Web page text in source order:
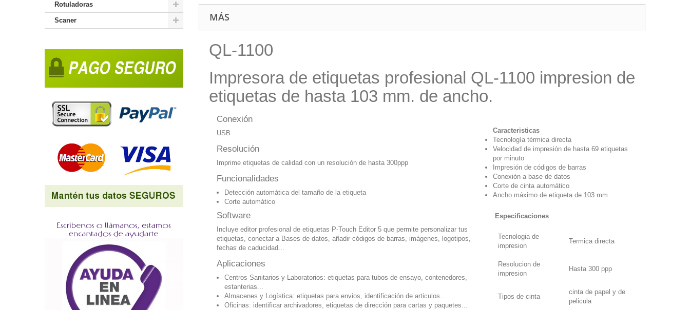
Rotuladoras
Scaner MÁS
QL-1100
Impresora de etiquetas profesional QL-1100 impresion de
etiquetas de hasta 103 mm. de ancho.
Conexión
USB
Resolución
Imprime etiquetas de calidad con un resolución de hasta 300ppp
Funcionalidades
Detección automática del tamaño de la etiqueta
Corte automático
Software
Incluye editor profesional de etiquetas P-Touch Editor 5 que permite personalizar tus
etiquetas, conectar a Bases de datos, añadir códigos de barras, imágenes, logotipos,
fechas de caducidad...
Aplicaciones
Centros Sanitarios y Laboratorios: etiquetas para tubos de ensayo, contenedores,
estanterias...
Almacenes y Logística: etiquetas para envios, identificación de articulos...
Oficinas: identificar archivadores, etiquetas de dirección para cartas y paquetes...
Caracteristicas
Tecnología térmica directa
Velocidad de impresión de hasta 69 etiquetas
por minuto
Impresión de códigos de barras
Conexión a base de datos
Corte de cinta automático
Ancho máximo de etiqueta de 103 mm
Especificaciones
Tecnologia de
impresion
Termica directa
Resolucion de
impresion
Hasta 300 ppp
Tipos de cinta
cinta de papel y de
pelicula